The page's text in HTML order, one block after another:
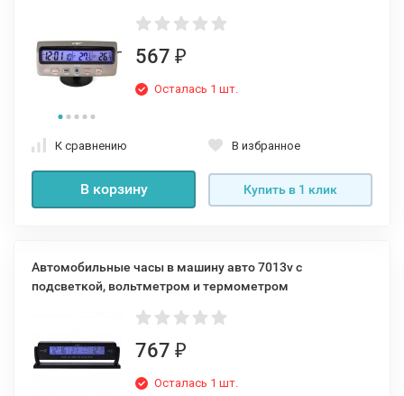
567 ₽
Осталась 1 шт.
К сравнению В избранное
В корзину Купить в 1 клик
Автомобильные часы в машину авто 7013v с
подсветкой, вольтметром и термометром
767 ₽
Осталась 1 шт.